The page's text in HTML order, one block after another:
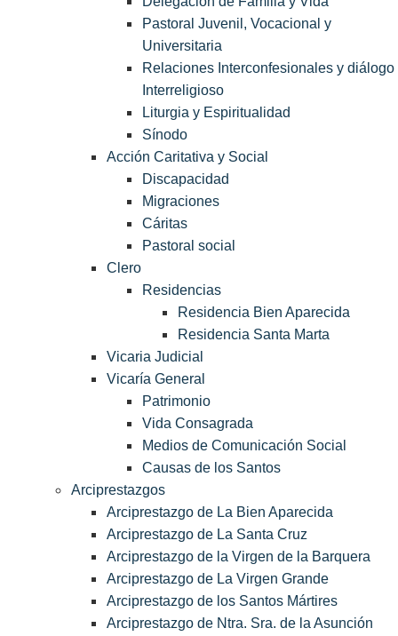
Pastoral Juvenil, Vocacional y
Universitaria
Relaciones Interconfesionales y diálogo
Interreligioso
Liturgia y Espiritualidad
Sínodo
Acción Caritativa y Social
Discapacidad
Migraciones
Cáritas
Pastoral social
Clero
Residencias
Residencia Bien Aparecida
Residencia Santa Marta
Vicaria Judicial
Vicaría General
Patrimonio
Vida Consagrada
Medios de Comunicación Social
Causas de los Santos
Arciprestazgos
Arciprestazgo de La Bien Aparecida
Arciprestazgo de La Santa Cruz
Arciprestazgo de la Virgen de la Barquera
Arciprestazgo de La Virgen Grande
Arciprestazgo de los Santos Mártires
Arciprestazgo de Ntra. Sra. de la Asunción